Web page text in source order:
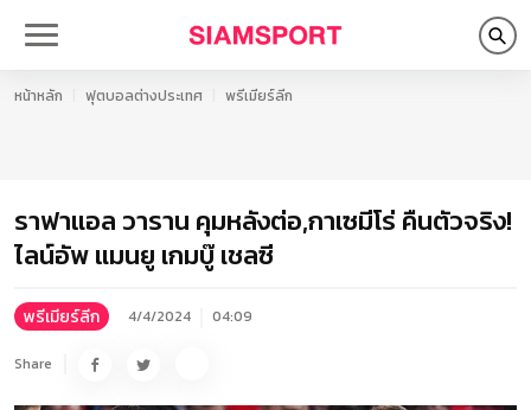
หน้าหลัก ฟุตบอลต่างประเทศ พรีเมียร์ลีก
ราฟาแอล วาราน คุมหลังต่อ,กาเซมีโร่ คืนตัวจริง!
ไลน์อัพ แมนยู เกมบู๊ เชลซี
พรีเมียร์ลีก 4/4/2024 04:09
Share